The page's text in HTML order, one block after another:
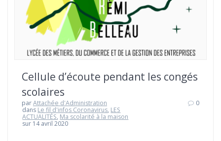
Cellule d’écoute pendant les congés
scolaires
parAttachée d'Administration
dans Le fil d'infos Coronavirus, LES
ACTUALITÉS, Ma scolarité à la maison
sur 14 avril 2020
0